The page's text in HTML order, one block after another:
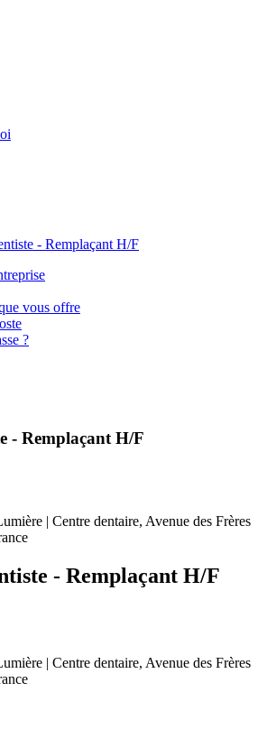
- Remplaçant H/F
vous offre
?
- Remplaçant H/F
| Centre dentaire, Avenue des Frères
- Remplaçant H/F
| Centre dentaire, Avenue des Frères